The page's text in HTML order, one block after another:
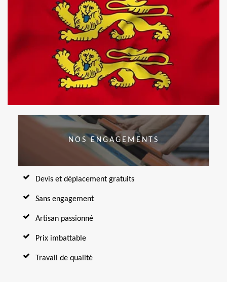
NOS ENGAGEMENTS
Devis et déplacement gratuits
Sans engagement
Artisan passionné
Prix imbattable
Travail de qualité